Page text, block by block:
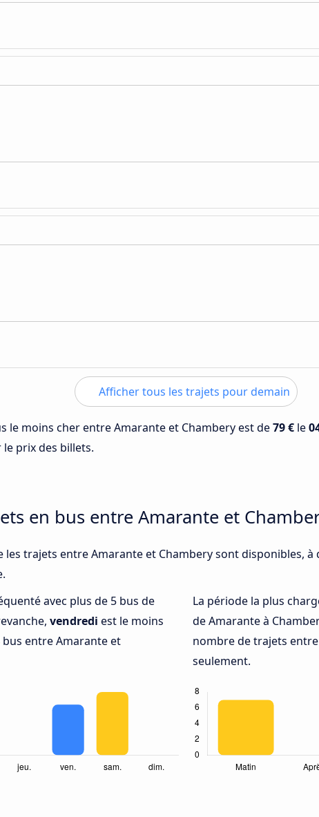
Afficher tous les trajets pour demain
le moins cher entre Amarante et Chambery est de79 € le
prix des billets.
en bus entre Amarante et
les trajets entre Amarante et Chambery sont disponibles,
avec plus de 5 bus de
vendredi est le moins
entre Amarante et
La période la plus
de Amarante à
nombre de trajets
seulement.